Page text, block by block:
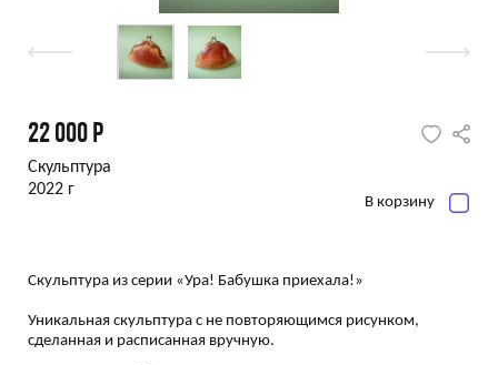
22 000 Р
Скульптура
2022 г
В корзину
Скульптура из серии «Ура! Бабушка приехала!»
Уникальная скульптура с не повторяющимся рисунком,
сделанная и расписанная вручную.